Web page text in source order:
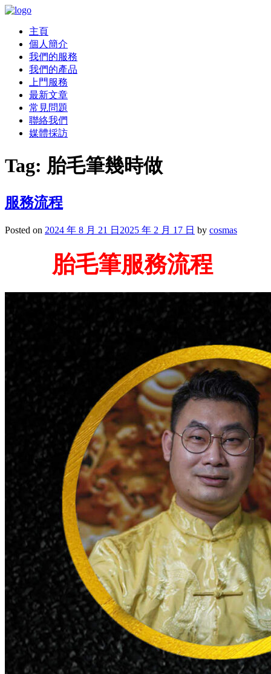
主頁
個人簡介
我們的服務
我們的產品
上門服務
最新文章
常見問題
聯絡我們
媒體採訪
Tag: 胎毛筆幾時做
服務流程
Posted on 2024 年 8 月 21 日 2025 年 2 月 17 日 by cosmas
胎毛筆服務流程